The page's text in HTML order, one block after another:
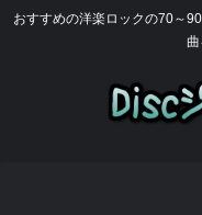
おすすめの洋楽ロックの70～